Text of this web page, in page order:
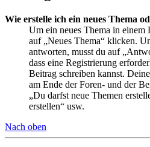
Wie erstelle ich ein neues Thema
Um ein neues Thema in einem
auf „Neues Thema“ klicken.
antworten, musst du auf
dass eine Registrierung
Beitrag schreiben kannst.
am Ende der Foren- und der
„Du darfst neue Themen
erstellen“ usw.
Nach oben